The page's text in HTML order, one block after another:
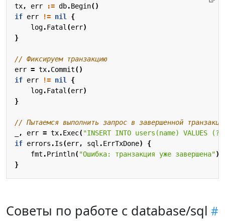
tx, err := db.Begin()
if err != nil
{
log.Fatal (err)
}
// Фиксируем транзакцию
err = tx.Commit()
if err != nil
{
log.Fatal (err)
}
// Пытаемся выполнить запрос в завершенной
, err = tx.Exec("INSERT INTO users(name) VALUES
if errors .Is(err, sql .ErrTxDone)
{
fmt .Println("Ошибка: транзакция уже завершена")
}
Советы по работе с database/sql